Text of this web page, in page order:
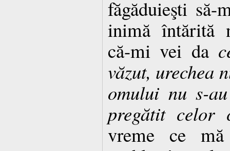
făgăduieşti
inimă întărită
că-mi vei da
văzut, urechea
omului nu s-
pregătit celor
vreme ce